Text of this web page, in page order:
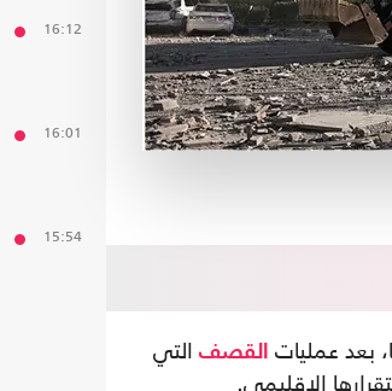
بعد عمليات القصف التي
الإقليمي.
16:12
16:01
15:54